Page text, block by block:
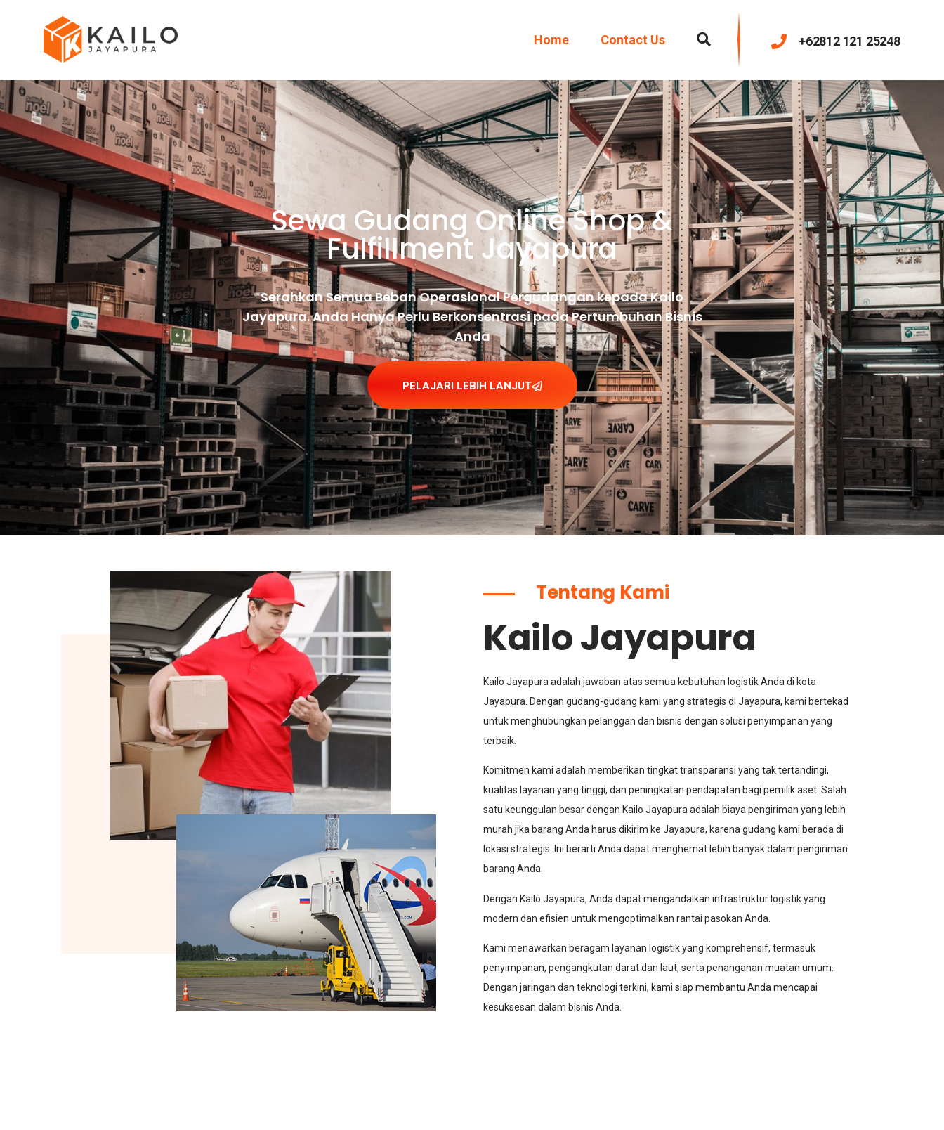
Home Contact Us +62812 121 25248
Sewa Gudang Online Shop &
Fulfillment Jayapura
Serahkan Semua Beban Operasional Pergudangan kepada Kailo
Jayapura. Anda Hanya Perlu Berkonsentrasi pada Pertumbuhan Bisnis
Anda
PELAJARI LEBIH LANJUT
Tentang Kami
Kailo Jayapura
Kailo Jayapura adalah jawaban atas semua kebutuhan logistik Anda di kota
Jayapura. Dengan gudang-gudang kami yang strategis di Jayapura, kami bertekad
untuk menghubungkan pelanggan dan bisnis dengan solusi penyimpanan yang
terbaik.
Komitmen kami adalah memberikan tingkat transparansi yang tak tertandingi,
kualitas layanan yang tinggi, dan peningkatan pendapatan bagi pemilik aset. Salah
satu keunggulan besar dengan Kailo Jayapura adalah biaya pengiriman yang lebih
murah jika barang Anda harus dikirim ke Jayapura, karena gudang kami berada di
lokasi strategis. Ini berarti Anda dapat menghemat lebih banyak dalam pengiriman
barang Anda.
Dengan Kailo Jayapura, Anda dapat mengandalkan infrastruktur logistik yang
modern dan efisien untuk mengoptimalkan rantai pasokan Anda.
Kami menawarkan beragam layanan logistik yang komprehensif, termasuk
penyimpanan, pengangkutan darat dan laut, serta penanganan muatan umum.
Dengan jaringan dan teknologi terkini, kami siap membantu Anda mencapai
kesuksesan dalam bisnis Anda.